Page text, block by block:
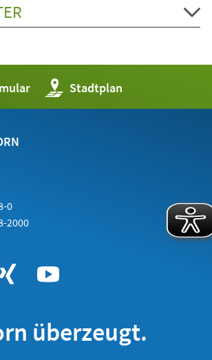
Stadtplan
(Öffnet
in
einem
0
2000
überzeugt.